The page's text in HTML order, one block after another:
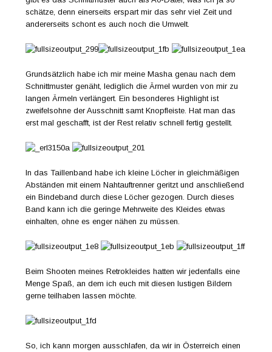
schätze, denn einerseits erspart mir das sehr viel Zeit und
andererseits schont es auch noch die Umwelt.
Grundsätzlich habe ich mir meine Masha genau nach dem
Schnittmuster genäht, lediglich die Ärmel wurden von mir zu
langen Ärmeln verlängert. Ein besonderes Highlight ist
zweifelsohne der Ausschnitt samt Knopfleiste. Hat man das
erst mal geschafft, ist der Rest relativ schnell fertig gestellt.
In das Taillenband habe ich kleine Löcher in gleichmäßigen
Abständen mit einem Nahtauftrenner geritzt und anschließend
ein Bindeband durch diese Löcher gezogen. Durch dieses
Band kann ich die geringe Mehrweite des Kleides etwas
einhalten, ohne es enger nähen zu müssen.
Beim Shooten meines Retrokleides hatten wir jedenfalls eine
Menge Spaß, an dem ich euch mit diesen lustigen Bildern
gerne teilhaben lassen möchte.
So, ich kann morgen ausschlafen, da wir in Österreich einen